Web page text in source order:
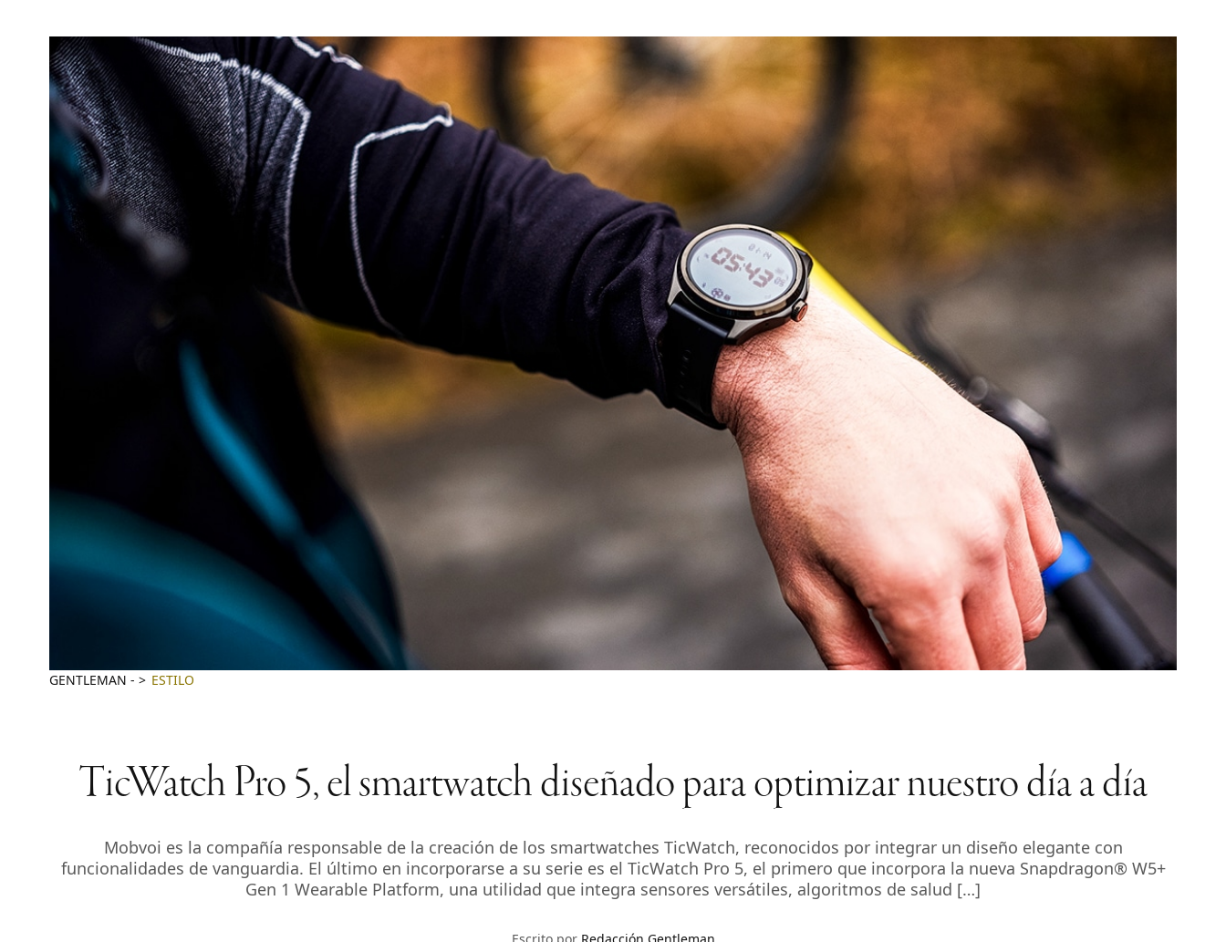
GENTLEMAN - ESTILO
TicWatch Pro 5, el smartwatch diseñado para optimizar nuestro día a día
Mobvoi es la compañía responsable de la creación de los smartwatches TicWatch, reconocidos por integrar un diseño elegante con
funcionalidades de vanguardia. El último en incorporarse a su serie es el TicWatch Pro 5, el primero que incorpora la nueva Snapdragon® W5+
Gen 1 Wearable Platform, una utilidad que integra sensores versátiles, algoritmos de salud […]